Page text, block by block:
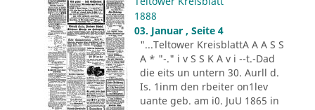
1888
03. Januar , Seite 4
"...Teltower KreisblattA A A S S
A * "-." i v S S K A v i --t.-Dad
die eits un untern 30. Aurll d.
Is. 1inm den rbeiter on1lev
uante geb. am i0. JuU 1865 in